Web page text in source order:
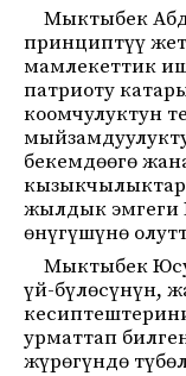
Мыктыбек
принциптүү
мамлекеттик
патриоту
коомчулуктун
бекемдөөгө
жылдык эмгеги
өнүгүшүнө
Мыктыбек
үй-бүлөсүнүн,
урматтап
жүрөгүндө